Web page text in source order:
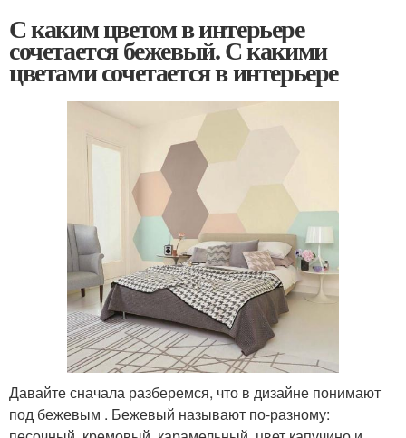
С каким цветом в интерьере
сочетается бежевый. С какими
цветами сочетается в интерьере
Давайте сначала разберемся, что в дизайне понимают
под бежевым . Бежевый называют по-разному: